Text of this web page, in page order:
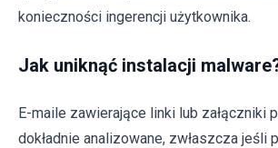
konieczności ingerencji użytkownika.
Jak uniknąć instalacji
E-maile zawierające linki lub załączniki
dokładnie analizowane, zwłaszcza jeśli